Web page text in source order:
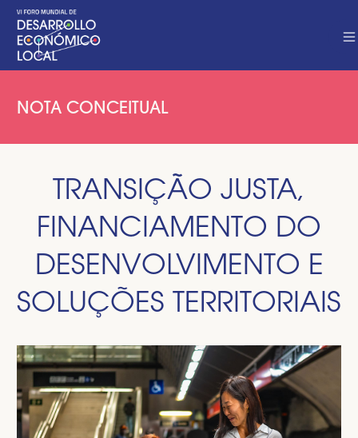
NOTA CONCEITUAL
TRANSIÇÃO JUSTA,
FINANCIAMENTO DO
DESENVOLVIMENTO E
SOLUÇÕES TERRITORIAIS